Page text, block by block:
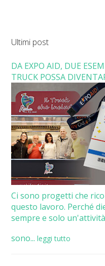
Ultimi post
DA EXPO AID, DUE
TRUCK POSSA
Ci sono progetti che
questo lavoro. Perché
sempre e solo
sono... leggi tutto